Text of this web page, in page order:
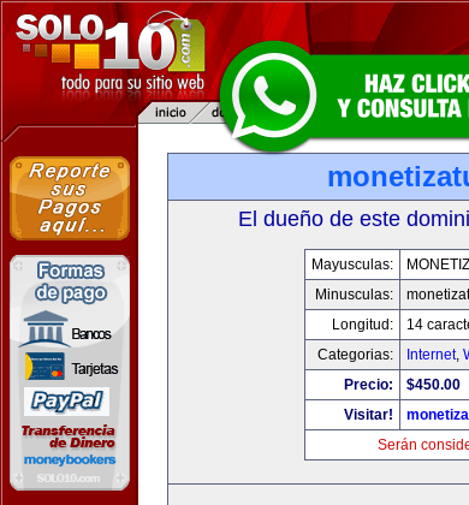
El dueño de este
Mayusculas:
Minusculas:
Longitud:
14
Categorias:
Internet,
Precio:
$450.00
Visitar!
Serán